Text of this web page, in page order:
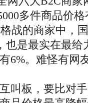
多件商品价
战的商家中，
也是最实在最
6%。难怪有网
板，要比对手